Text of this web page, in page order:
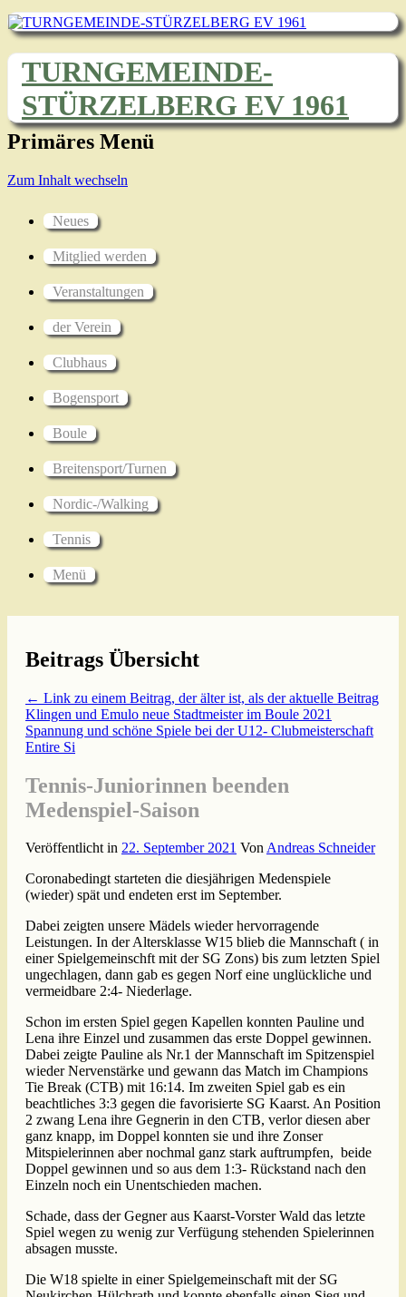
TURNGEMEINDE-
STÜRZELBERG EV 1961
Primäres Menü
Zum Inhalt wechseln
Neues
Mitglied werden
Veranstaltungen
der Verein
Clubhaus
Bogensport
Boule
Breitensport/Turnen
Nordic-/Walking
Tennis
Menü
Beitrags Übersicht
← Link zu einem Beitrag, der älter ist, als der aktuelle Beitrag
Klingen und Emulo neue Stadtmeister im Boule 2021
Spannung und schöne Spiele bei der U12- Clubmeisterschaft
Entire Si
Tennis-Juniorinnen beenden
Medenspiel-Saison
Veröffentlicht in 22. September 2021 VonAndreas Schneider
Coronabedingt starteten die diesjährigen Medenspiele
(wieder) spät und endeten erst im September.
Dabei zeigten unsere Mädels wieder hervorragende
Leistungen. In der Altersklasse W15 blieb die Mannschaft ( in
einer Spielgemeinschft mit der SG Zons) bis zum letzten Spiel
ungechlagen, dann gab es gegen Norf eine unglückliche und
vermeidbare 2:4- Niederlage.
Schon im ersten Spiel gegen Kapellen konnten Pauline und
Lena ihre Einzel und zusammen das erste Doppel gewinnen.
Dabei zeigte Pauline als Nr.1 der Mannschaft im Spitzenspiel
wieder Nervenstärke und gewann das Match im Champions
Tie Break (CTB) mit 16:14. Im zweiten Spiel gab es ein
beachtliches 3:3 gegen die favorisierte SG Kaarst. An Position
2 zwang Lena ihre Gegnerin in den CTB, verlor diesen aber
ganz knapp, im Doppel konnten sie und ihre Zonser
Mitspielerinnen aber nochmal ganz stark auftrumpfen, beide
Doppel gewinnen und so aus dem 1:3- Rückstand nach den
Einzeln noch ein Unentschieden machen.
Schade, dass der Gegner aus Kaarst-Vorster Wald das letzte
Spiel wegen zu wenig zur Verfügung stehenden Spielerinnen
absagen musste.
Die W18 spielte in einer Spielgemeinschaft mit der SG